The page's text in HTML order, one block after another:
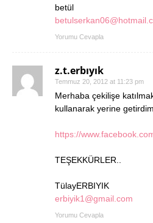
betül
Yorumu Cevapla
z.t.erbıyık
Temmuz 20, 2012 at 11:23 pm
Merhaba çekilişe
kullanarak yerine
https://
TEŞEKKÜRLER..
TülayERBIYIK
erbiyik1@gmail.com
Yorumu Cevapla